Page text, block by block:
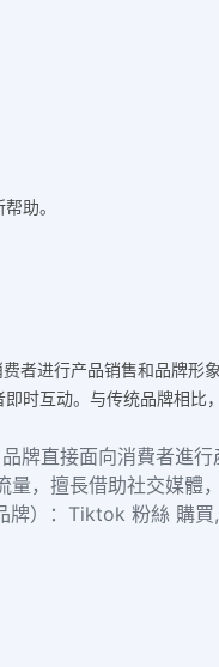
助。
者进行产品销售和品牌形
时互动。与传统品牌相比
牌直接面向消費者進
，擅長借助社交媒體
）：Tiktok 粉絲 購